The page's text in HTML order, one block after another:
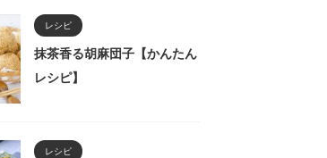
レシピ
抹茶香る胡麻団子【かんたん
レシピ】
レシピ